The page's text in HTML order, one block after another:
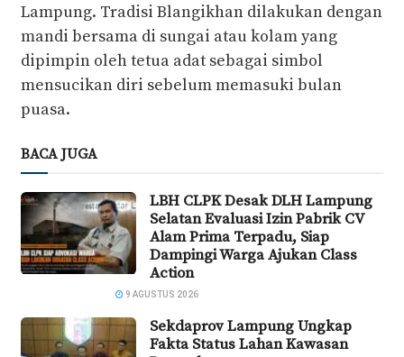
Lampung. Tradisi Blangikhan dilakukan dengan
mandi bersama di sungai atau kolam yang
dipimpin oleh tetua adat sebagai simbol
mensucikan diri sebelum memasuki bulan
puasa.
BACA JUGA
LBH CLPK Desak DLH Lampung
Selatan Evaluasi Izin Pabrik CV
Alam Prima Terpadu, Siap
Dampingi Warga Ajukan Class
Action
9 AGUSTUS 2026
Sekdaprov Lampung Ungkap
Fakta Status Lahan Kawasan